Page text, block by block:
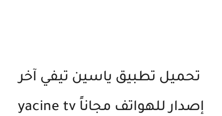
تحميل تطبيق ياسين تيفي آخر
إصدار للهواتف مجاناً yacine tv